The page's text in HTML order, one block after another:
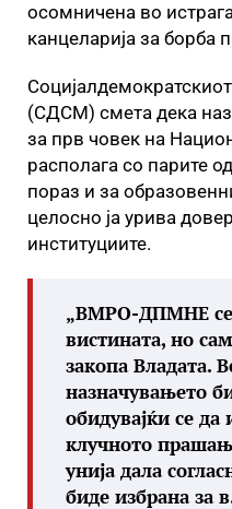
осомничена во
канцеларија за
(СДСМ) смета дека
за прв човек на
располага со парите
пораз и за
целосно ја урива
институциите.
„ВМРО-ДПМНЕ се
вистината, но
закопа Владата.
назначувањето
обидувајќи се да
клучното
унија дала
биде избрана за